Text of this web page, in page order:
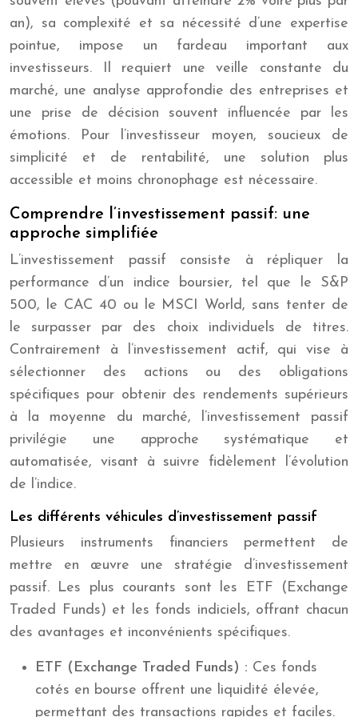
an), sa complexité et sa nécessité d’une expertise
pointue, impose un fardeau important aux
investisseurs. Il requiert une veille constante du
marché, une analyse approfondie des entreprises et
une prise de décision souvent influencée par les
émotions. Pour l’investisseur moyen, soucieux de
simplicité et de rentabilité, une solution plus
accessible et moins chronophage est nécessaire.
Comprendre l’investissement passif: une
approche simplifiée
L’investissement passif consiste à répliquer la
performance d’un indice boursier, tel que le S&P
500, le CAC 40 ou le MSCI World, sans tenter de
le surpasser par des choix individuels de titres.
Contrairement à l’investissement actif, qui vise à
sélectionner des actions ou des obligations
spécifiques pour obtenir des rendements supérieurs
à la moyenne du marché, l’investissement passif
privilégie une approche systématique et
automatisée, visant à suivre fidèlement l’évolution
de l’indice.
Les différents véhicules d’investissement passif
Plusieurs instruments financiers permettent de
mettre en œuvre une stratégie d’investissement
passif. Les plus courants sont les ETF (Exchange
Traded Funds) et les fonds indiciels, offrant chacun
des avantages et inconvénients spécifiques.
ETF (Exchange Traded Funds) : Ces fonds
cotés en bourse offrent une liquidité élevée,
permettant des transactions rapides et faciles.